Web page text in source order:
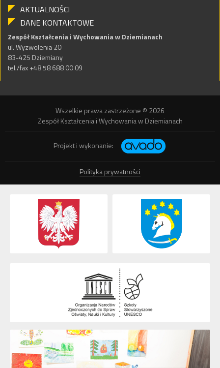
AKTUALNOŚCI
DANE KONTAKTOWE
Zespół Kształcenia i Wychowania w Dziemianach
ul. Wyzwolenia 20
83-425 Dziemiany
tel./fax +48 58 688 00 09
Wszelkie prawa zastrzeżone © 2026
Zespół Kształcenia i Wychowania w Dziemianach
Projekt i wykonanie:
Polityka prywatności